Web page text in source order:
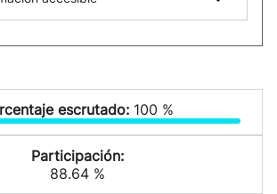
escrutado: 100 %
Participación:
88.64 %